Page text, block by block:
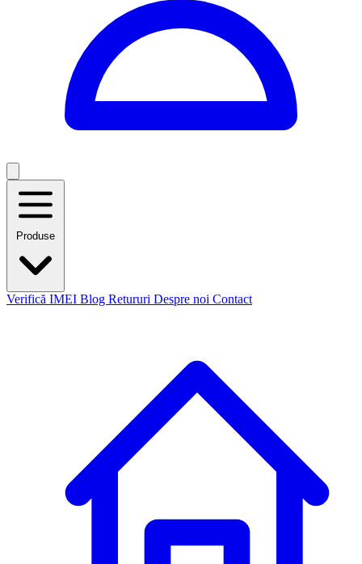
Produse
Verifică IMEI Blog Retururi Despre noi Contact